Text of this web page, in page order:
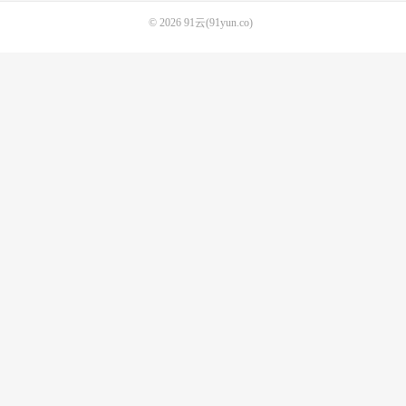
© 2026 91云(91yun.co)